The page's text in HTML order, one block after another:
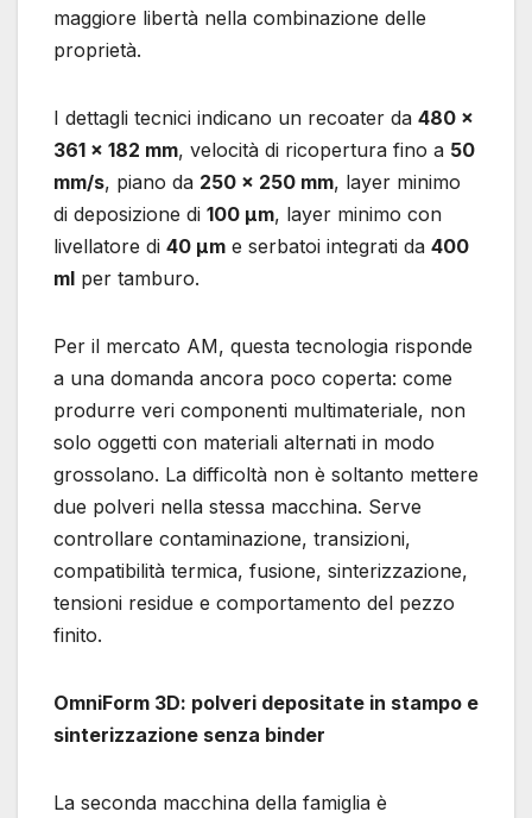
maggiore libertà nella combinazione delle
proprietà.
I dettagli tecnici indicano un recoater da 480 x
361 x 182 mm, velocità di ricopertura fino a 50
mm/s, piano da 250 x 250 mm, layer minimo
di deposizione di 100 µm, layer minimo con
livellatore di 40 µm e serbatoi integrati da 400
ml per tamburo.
Per il mercato AM, questa tecnologia risponde
a una domanda ancora poco coperta: come
produrre veri componenti multimateriale, non
solo oggetti con materiali alternati in modo
grossolano. La difficoltà non è soltanto mettere
due polveri nella stessa macchina. Serve
controllare contaminazione, transizioni,
compatibilità termica, fusione, sinterizzazione,
tensioni residue e comportamento del pezzo
finito.
OmniForm 3D: polveri depositate in stampo e
sinterizzazione senza binder
La seconda macchina della famiglia è